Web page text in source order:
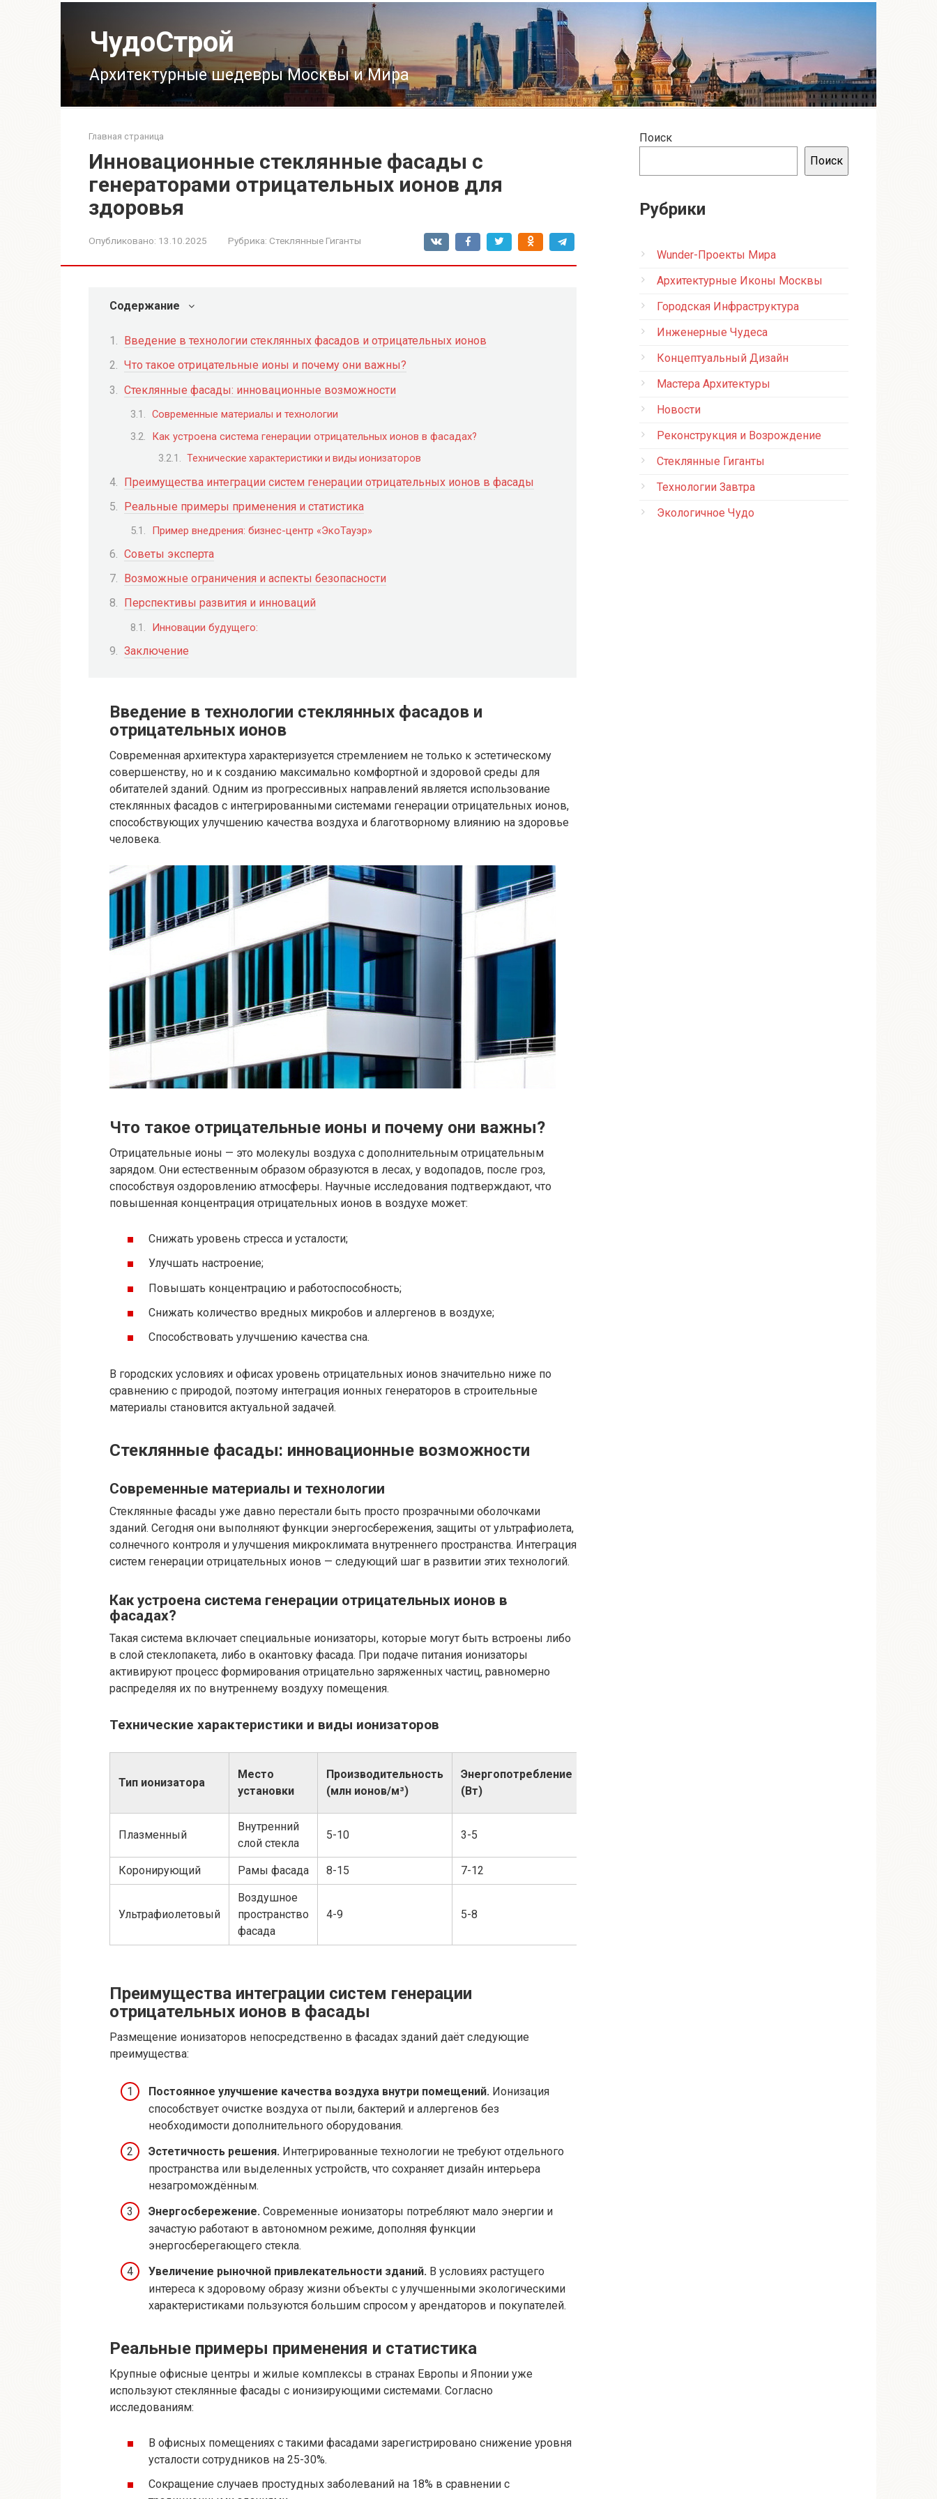
ЧудоСтрой
Архитектурные шедевры Москвы и Мира
Главная страница
Инновационные стеклянные фасады с
генераторами отрицательных ионов для
здоровья
Опубликовано: 13.10.2025 Рубрика: Стеклянные Гиганты
Содержание
Введение в технологии стеклянных фасадов и отрицательных ионов
Что такое отрицательные ионы и почему они важны?
Стеклянные фасады: инновационные возможности
Современные материалы и технологии
Как устроена система генерации отрицательных ионов в фасадах?
Технические характеристики и виды ионизаторов
Преимущества интеграции систем генерации отрицательных ионов в фасады
Реальные примеры применения и статистика
Пример внедрения: бизнес-центр «ЭкоТауэр»
Советы эксперта
Возможные ограничения и аспекты безопасности
Перспективы развития и инноваций
Инновации будущего:
Заключение
Введение в технологии стеклянных фасадов и
отрицательных ионов
Современная архитектура характеризуется стремлением не только к эстетическому
совершенству, но и к созданию максимально комфортной и здоровой среды для
обитателей зданий. Одним из прогрессивных направлений является использование
стеклянных фасадов с интегрированными системами генерации отрицательных ионов,
способствующих улучшению качества воздуха и благотворному влиянию на здоровье
человека.
Что такое отрицательные ионы и почему они важны?
Отрицательные ионы — это молекулы воздуха с дополнительным отрицательным
зарядом. Они естественным образом образуются в лесах, у водопадов, после гроз,
способствуя оздоровлению атмосферы. Научные исследования подтверждают, что
повышенная концентрация отрицательных ионов в воздухе может:
Снижать уровень стресса и усталости;
Улучшать настроение;
Повышать концентрацию и работоспособность;
Снижать количество вредных микробов и аллергенов в воздухе;
Способствовать улучшению качества сна.
В городских условиях и офисах уровень отрицательных ионов значительно ниже по
сравнению с природой, поэтому интеграция ионных генераторов в строительные
материалы становится актуальной задачей.
Стеклянные фасады: инновационные возможности
Современные материалы и технологии
Стеклянные фасады уже давно перестали быть просто прозрачными оболочками
зданий. Сегодня они выполняют функции энергосбережения, защиты от ультрафиолета,
солнечного контроля и улучшения микроклимата внутреннего пространства. Интеграция
систем генерации отрицательных ионов — следующий шаг в развитии этих технологий.
Как устроена система генерации отрицательных ионов в
фасадах?
Такая система включает специальные ионизаторы, которые могут быть встроены либо
в слой стеклопакета, либо в окантовку фасада. При подаче питания ионизаторы
активируют процесс формирования отрицательно заряженных частиц, равномерно
распределяя их по внутреннему воздуху помещения.
Технические характеристики и виды ионизаторов
Тип ионизатора
Место
установки
Производительность
(млн ионов/м³)
Энергопотребление
(Вт)
Плазменный
Внутренний
слой стекла
5-10 3-5
Коронирующий Рамы фасада 8-15 7-12
Ультрафиолетовый
Воздушное
пространство
фасада
4-9 5-8
Преимущества интеграции систем генерации
отрицательных ионов в фасады
Размещение ионизаторов непосредственно в фасадах зданий даёт следующие
преимущества:
Постоянное улучшение качества воздуха внутри помещений. Ионизация
способствует очистке воздуха от пыли, бактерий и аллергенов без
необходимости дополнительного оборудования.
Эстетичность решения. Интегрированные технологии не требуют отдельного
пространства или выделенных устройств, что сохраняет дизайн интерьера
незагромождённым.
Энергосбережение. Современные ионизаторы потребляют мало энергии и
зачастую работают в автономном режиме, дополняя функции
энергосберегающего стекла.
Увеличение рыночной привлекательности зданий. В условиях растущего
интереса к здоровому образу жизни объекты с улучшенными экологическими
характеристиками пользуются большим спросом у арендаторов и покупателей.
Реальные примеры применения и статистика
Крупные офисные центры и жилые комплексы в странах Европы и Японии уже
используют стеклянные фасады с ионизирующими системами. Согласно
исследованиям:
В офисных помещениях с такими фасадами зарегистрировано снижение уровня
усталости сотрудников на 25-30%.
Сокращение случаев простудных заболеваний на 18% в сравнении с
Поиск
Поиск
Рубрики
Wunder-Проекты Мира
Архитектурные Иконы Москвы
Городская Инфраструктура
Инженерные Чудеса
Концептуальный Дизайн
Мастера Архитектуры
Новости
Реконструкция и Возрождение
Стеклянные Гиганты
Технологии Завтра
Экологичное Чудо